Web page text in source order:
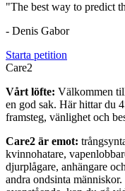
"The best way to predict
- Denis Gabor
Starta petition
Care2
Vårt löfte: Välkommen
en god sak. Här hittar du
framsteg, vänlighet och
Care2 är emot:
kvinnohatare,
djurplågare, anhängare
andra ondsinta